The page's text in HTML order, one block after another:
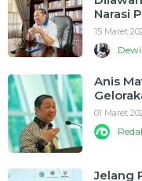
Narasi
15 Maret
Anis
01 Maret
Jelang